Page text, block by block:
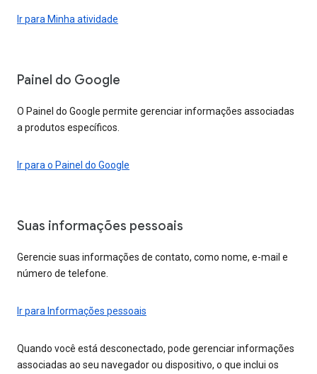
Ir para Minha atividade
Painel do Google
O Painel do Google permite gerenciar informações associadas
a produtos específicos.
Ir para o Painel do Google
Suas informações pessoais
Gerencie suas informações de contato, como nome, e-mail e
número de telefone.
Ir para Informações pessoais
Quando você está desconectado, pode gerenciar informações
associadas ao seu navegador ou dispositivo, o que inclui os